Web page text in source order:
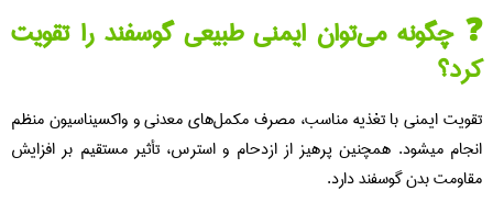
چگونه می‌توان ایمنی طبیعی گوسفند را تقویت
ایمنی با تغذیه مناسب، مصرف مکمل‌های معدنی و واکسیناسیون منظم
میشود. همچنین پرهیز از ازدحام و استرس، تأثیر مستقیم بر افزایش
بدن گوسفند دارد.